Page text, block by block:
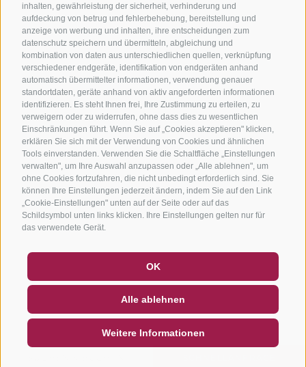
inhalten, gewährleistung der sicherheit, verhinderung und
aufdeckung von betrug und fehlerbehebung, bereitstellung und
anzeige von werbung und inhalten, ihre entscheidungen zum
datenschutz speichern und übermitteln, abgleichung und
kombination von daten aus unterschiedlichen quellen, verknüpfung
verschiedener endgeräte, identifikation von endgeräten anhand
automatisch übermittelter informationen, verwendung genauer
standortdaten, geräte anhand von aktiv angeforderten informationen
identifizieren. Es steht Ihnen frei, Ihre Zustimmung zu erteilen, zu
verweigern oder zu widerrufen, ohne dass dies zu wesentlichen
Einschränkungen führt. Wenn Sie auf „Cookies akzeptieren" klicken,
erklären Sie sich mit der Verwendung von Cookies und ähnlichen
Tools einverstanden. Verwenden Sie die Schaltfläche „Einstellungen
verwalten", um Ihre Auswahl anzupassen oder „Alle ablehnen", um
ohne Cookies fortzufahren, die nicht unbedingt erforderlich sind. Sie
können Ihre Einstellungen jederzeit ändern, indem Sie auf den Link
„Cookie-Einstellungen" unten auf der Seite oder auf das
Schildsymbol unten links klicken. Ihre Einstellungen gelten nur für
das verwendete Gerät.
OK
Alle ablehnen
Weitere Informationen
NEWSLETTER
SOCIAL WALL WETTER